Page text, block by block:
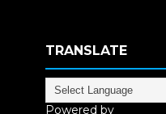
TRANSLATE
Powered by